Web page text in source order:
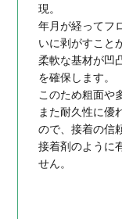
現。
年月が経ってフ
いに剥がすこと
柔軟な基材が凹
を確保します。
このため粗面や
また耐久性に優
ので、接着の信
接着剤のように
せん。